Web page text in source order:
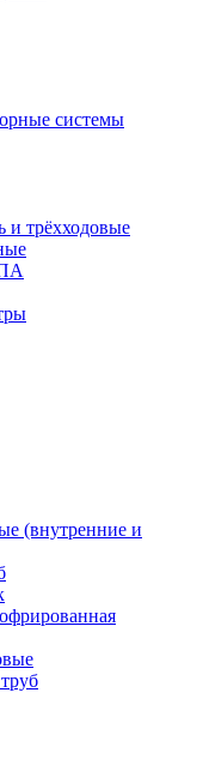
системы
и трёхходовые
(внутренние и